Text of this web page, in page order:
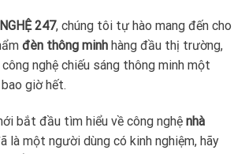
247, chúng tôi tự hào mang đến cho
đèn thông minh hàng đầu thị trường,
nghệ chiếu sáng thông minh một
giờ hết.
bắt đầu tìm hiểu về công nghệ nhà
là một người dùng có kinh nghiệm, hãy